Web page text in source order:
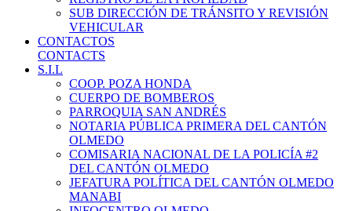
SUB DIRECCIÓN DE TRÁNSITO Y REVISIÓN
VEHICULAR
CONTACTOS
CONTACTS
S.I.L
COOP. POZA HONDA
CUERPO DE BOMBEROS
PARROQUIA SAN ANDRÉS
NOTARIA PÚBLICA PRIMERA DEL CANTÓN
OLMEDO
COMISARIA NACIONAL DE LA POLICÍA #2
DEL CANTÓN OLMEDO
JEFATURA POLÍTICA DEL CANTÓN OLMEDO
MANABI